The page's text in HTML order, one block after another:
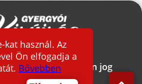
Kisújság - Minden jog
fenntartva.
kat használ. Az
Ön elfogadja a
Bővebben